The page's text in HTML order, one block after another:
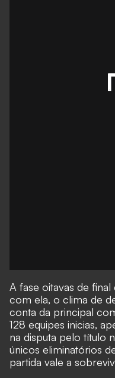
A fase oitavas de final
com ela, o clima de
conta da principal
128 equipes inicias,
na disputa pelo título
únicos eliminatórios
partida vale a